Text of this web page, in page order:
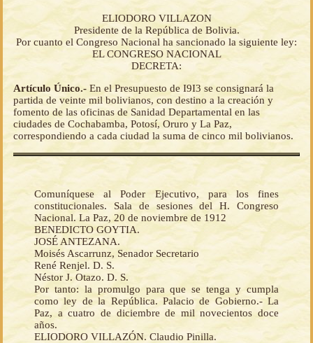
ELIODORO VILLAZON
Presidente de la República de Bolivia.
Por cuanto el Congreso Nacional ha sancionado la siguiente ley:
EL CONGRESO NACIONAL
DECRETA:
Artículo Único.- En el Presupuesto de I9I3 se consignará la
partida de veinte mil bolivianos, con destino a la creación y
fomento de las oficinas de Sanidad Departamental en las
ciudades de Cochabamba, Potosí, Oruro y La Paz,
correspondiendo a cada ciudad la suma de cinco mil bolivianos.
Comuníquese al Poder Ejecutivo, para los fines
constitucionales. Sala de sesiones del H. Congreso
Nacional. La Paz, 20 de noviembre de 1912
BENEDICTO GOYTIA.
JOSÉ ANTEZANA.
Moisés Ascarrunz, Senador Secretario
René Renjel. D. S.
Néstor J. Otazo. D. S.
Por tanto: la promulgo para que se tenga y cumpla
como ley de la República. Palacio de Gobierno.- La
Paz, a cuatro de diciembre de mil novecientos doce
años.
ELIODORO VILLAZÓN. Claudio Pinilla.